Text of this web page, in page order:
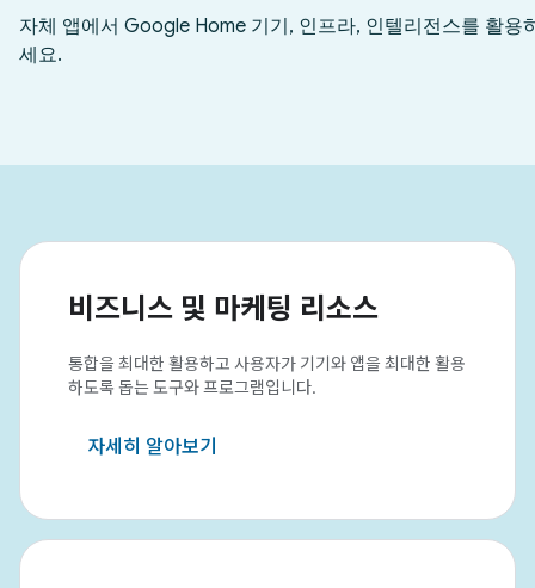
비즈니스 및 마케팅 리소스
통합을 최대한 활용하고 사용자가 기기와 앱을 최대한 활용
하도록 돕는 도구와 프로그램입니다.
자세히 알아보기